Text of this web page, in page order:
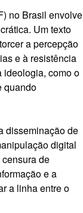
no Brasil envolve
Um texto
a percepção
e à resistência
ideologia, como o
quando
disseminação de
digital
de
e a
a linha entre o